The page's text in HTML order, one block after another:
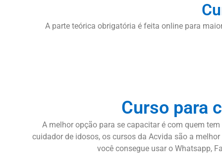
A parte teórica obrigatória é feita online para
Curso para
A melhor opção para se capacitar é com quem
cuidador de idosos, os cursos da Acvida são a
você consegue usar o Whatsapp,